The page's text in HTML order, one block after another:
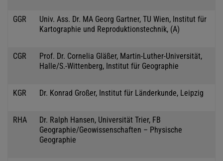
GGR
Univ. Ass. Dr. MA Georg Gartner, TU Wien, Institut für
Kartographie und Reproduktionstechnik, (A)
CGR
Prof. Dr. Cornelia Gläßer, Martin-Luther-Universität,
Halle/S.-Wittenberg, Institut für Geographie
KGR Dr. Konrad Großer, Institut für Länderkunde, Leipzig
RHA
Dr. Ralph Hansen, Universität Trier, FB
Geographie/Geowissenschaften – Physische
Geographie